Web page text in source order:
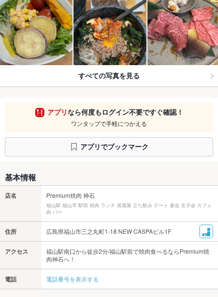
すべての写真を見る
アプリなら何度もログイン不要ですぐ確認！
ワンタップで手軽につかえる
アプリでブックマーク
基本情報
店名 Premium焼肉 神石
福山駅 福山市 駅前 焼肉 ランチ 居酒屋 立ち飲み デート 宴会 女子会 カフェ
肉 バー
住所 広島県福山市三之丸町1-18 NEW CASPAビル1F
アクセス
福山駅南口から徒歩2分/福山駅前で焼肉食べるならPremium焼
肉神石へ！
電話 電話番号を表示する